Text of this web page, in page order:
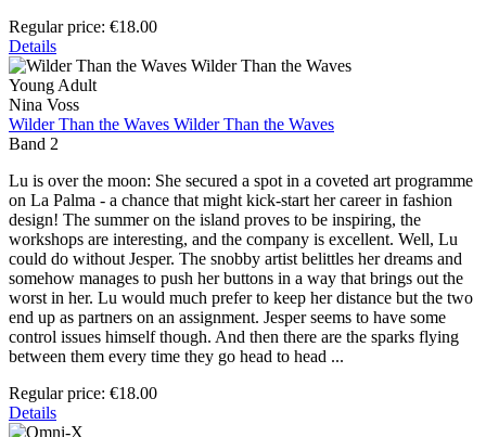
Regular price: €18.00
Details
Young Adult
Nina Voss
Wilder Than the Waves Wilder Than the Waves
Band 2
Lu is over the moon: She secured a spot in a coveted art programme
on La Palma - a chance that might kick-start her career in fashion
design! The summer on the island proves to be inspiring, the
workshops are interesting, and the company is excellent. Well, Lu
could do without Jesper. The snobby artist belittles her dreams and
somehow manages to push her buttons in a way that brings out the
worst in her. Lu would much prefer to keep her distance but the two
end up as partners on an assignment. Jesper seems to have some
control issues himself though. And then there are the sparks flying
between them every time they go head to head ...
Regular price: €18.00
Details